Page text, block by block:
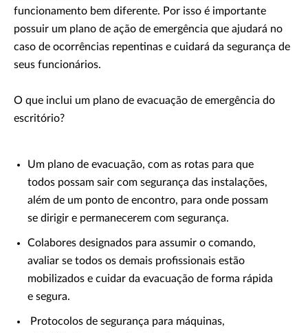
funcionamento bem diferente. Por isso é importante
possuir um plano de ação de emergência que ajudará no
caso de ocorrências repentinas e cuidará da segurança de
seus funcionários.
O que inclui um plano de evacuação de emergência do
escritório?
Um plano de evacuação, com as rotas para que
todos possam sair com segurança das instalações,
além de um ponto de encontro, para onde possam
se dirigir e permanecerem com segurança.
Colabores designados para assumir o comando,
avaliar se todos os demais profissionais estão
mobilizados e cuidar da evacuação de forma rápida
e segura.
Protocolos de segurança para máquinas,